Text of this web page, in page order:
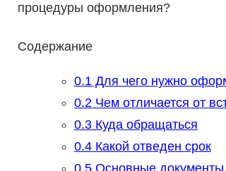
процедуры оформления?
Содержание
0.1Для чего нужно
0.2Чем отличается от
0.3Куда обращаться
0.4Какой отведен срок